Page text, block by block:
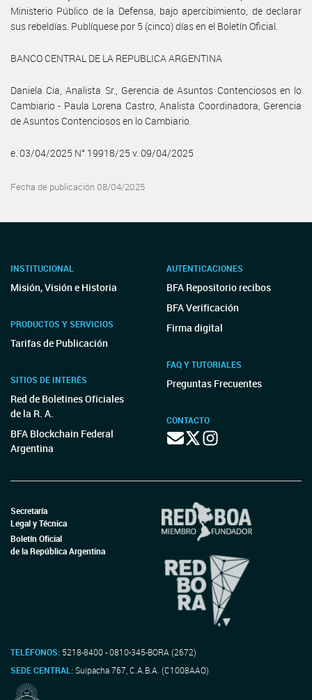
Ministerio Público de la Defensa, bajo apercibimiento, de declarar
sus rebeldías. Publíquese por 5 (cinco) días en el Boletín Oficial.
BANCO CENTRAL DE LA REPUBLICA ARGENTINA
Daniela Cia, Analista Sr., Gerencia de Asuntos Contenciosos en lo
Cambiario - Paula Lorena Castro, Analista Coordinadora, Gerencia
de Asuntos Contenciosos en lo Cambiario.
e. 03/04/2025 N° 19918/25 v. 09/04/2025
Fecha de publicación 08/04/2025
INSTITUCIONAL
Misión, Visión e Historia
PRODUCTOS Y SERVICIOS
Tarifas de Publicación
SITIOS DE INTERÉS
Red de Boletines Oficiales
de la R. A.
BFA Blockchain Federal
Argentina
AUTENTICACIONES
BFA Repositorio recibos
BFA Verificación
Firma digital
FAQ Y TUTORIALES
Preguntas Frecuentes
CONTACTO
Secretaría
Legal y Técnica
Boletín Oficial
de la República Argentina
TELÉFONOS: 5218-8400 - 0810-345-BORA (2672)
SEDE CENTRAL:Suipacha 767, C.A.B.A. (C1008AAO)